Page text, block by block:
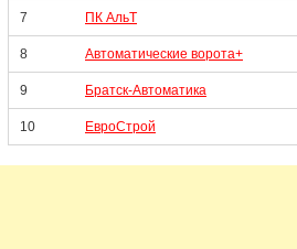
7 ПК АльТ
8 Автоматические ворота+
9 Братск-Автоматика
10 ЕвроСтрой